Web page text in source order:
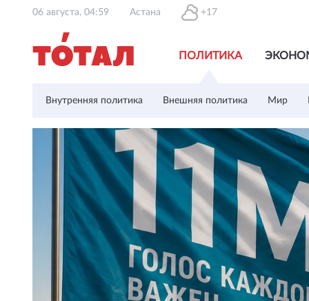
06 августа, 04:59 Астана +17
ПОЛИТИКА
Внутренняя политика Внешняя политика Мир